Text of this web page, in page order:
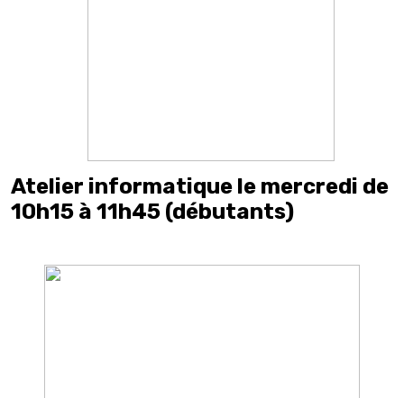
Atelier informatique le mercredi de
10h15 à 11h45 (débutants)